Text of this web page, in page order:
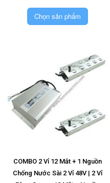
Chọn sản phẩm
COMBO 2 Vỉ 12 Mắt + 1 Nguồn
Chống Nước Sài 2 Vỉ 48V | 2 Vỉ